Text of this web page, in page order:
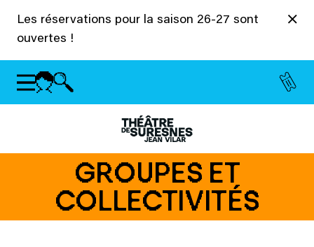
Les réservations pour la saison 26-27 sont
ouvertes !
GROUPES ET
COLLECTIVITÉS